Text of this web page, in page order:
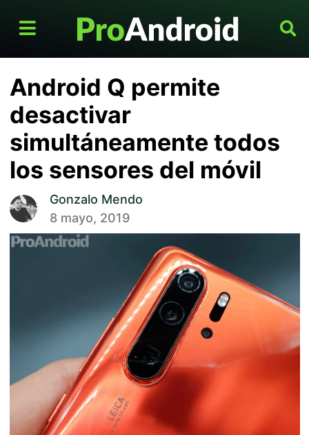
Android Q permite
desactivar
simultáneamente todos
los sensores del móvil
Gonzalo Mendo
8 mayo, 2019